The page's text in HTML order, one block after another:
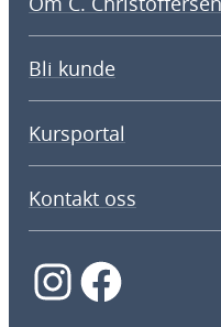
Bli kunde
Kursportal
Kontakt oss
InstagramFacebook